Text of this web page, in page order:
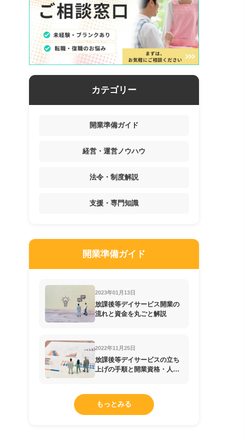
カテゴリー
開業準備ガイド
経営・運営ノウハウ
法令・制度解説
支援・専門知識
開業準備ガイド
2023年01月13日
放課後等デイサービス開業の
流れと資金を丸ごと解説
2022年11月25日
放課後等デイサービスの立ち
上げの手順と開業資格・人員
もっとみる